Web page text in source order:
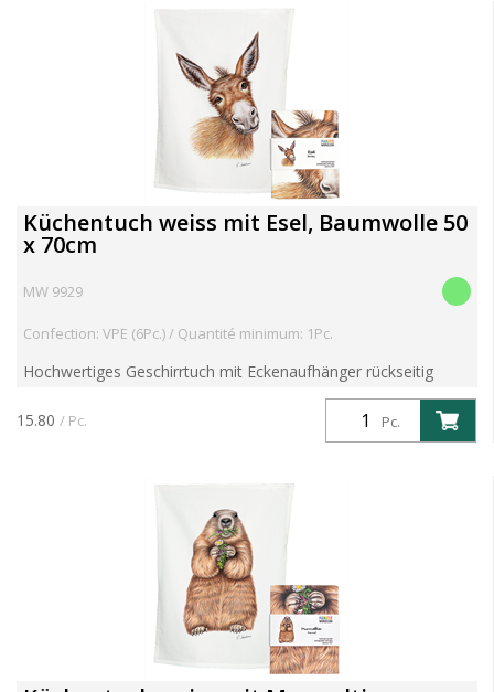
Küchentuch weiss mit Esel, Baumwolle 50
x 70cm
MW 9929
Confection: VPE (6Pc.) / Quantité minimum: 1Pc.
Hochwertiges Geschirrtuch mit Eckenaufhänger rückseitig
Motiv mit toller Farbbrillanz aus 100% Baumwolle 60° Grad
waschbar und trocknergeeignet Im Schwarzwald mit Liebe ...
Pc.
15.80 / Pc.